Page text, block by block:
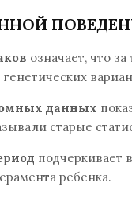
означает, что
данных
старые
подчеркивает
ребенка.